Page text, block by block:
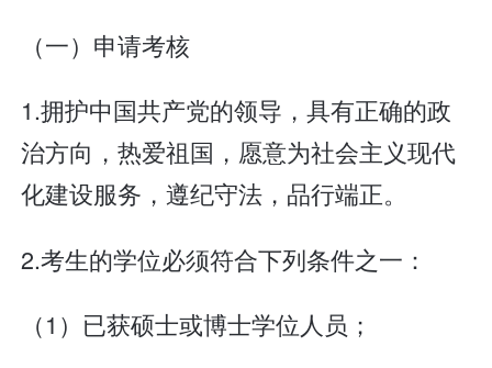
（一）申请考核
1.拥护中国共产党的领导，具有正确的政
治方向，热爱祖国，愿意为社会主义现代
化建设服务，遵纪守法，品行端正。
2.考生的学位必须符合下列条件之一：
（1）已获硕士或博士学位人员；